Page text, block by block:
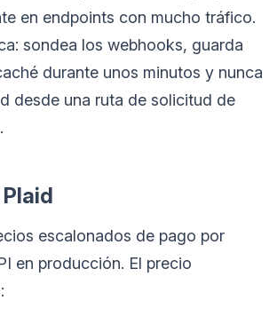
en endpoints con mucho tráfico.
sondea los webhooks, guarda
durante unos minutos y nunca
desde una ruta de solicitud de
escalonados de pago por
en producción. El precio